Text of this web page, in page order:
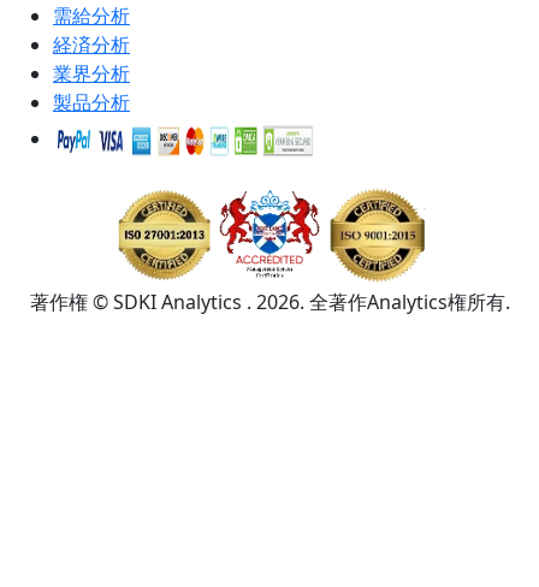
需給分析
経済分析
業界分析
製品分析
著作権 © SDKI Analytics . 2026. 全著作Analytics権所有.